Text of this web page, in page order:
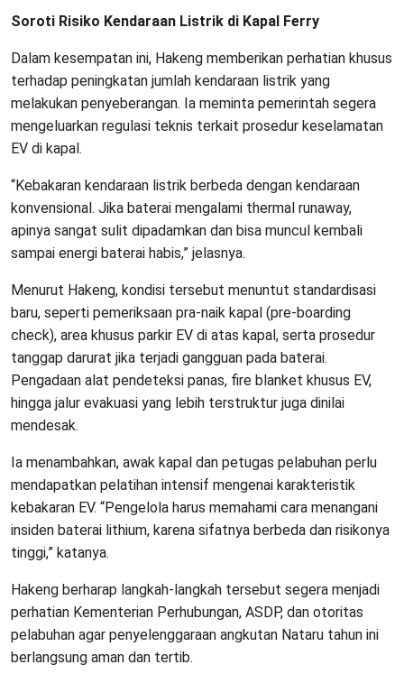
Soroti Risiko Kendaraan Listrik di Kapal Ferry
Dalam kesempatan ini, Hakeng memberikan perhatian khusus
terhadap peningkatan jumlah kendaraan listrik yang
melakukan penyeberangan. Ia meminta pemerintah segera
mengeluarkan regulasi teknis terkait prosedur keselamatan
EV di kapal.
“Kebakaran kendaraan listrik berbeda dengan kendaraan
konvensional. Jika baterai mengalami thermal runaway,
apinya sangat sulit dipadamkan dan bisa muncul kembali
sampai energi baterai habis,” jelasnya.
Menurut Hakeng, kondisi tersebut menuntut standardisasi
baru, seperti pemeriksaan pra-naik kapal (pre-boarding
check), area khusus parkir EV di atas kapal, serta prosedur
tanggap darurat jika terjadi gangguan pada baterai.
Pengadaan alat pendeteksi panas, fire blanket khusus EV,
hingga jalur evakuasi yang lebih terstruktur juga dinilai
mendesak.
Ia menambahkan, awak kapal dan petugas pelabuhan perlu
mendapatkan pelatihan intensif mengenai karakteristik
kebakaran EV. “Pengelola harus memahami cara menangani
insiden baterai lithium, karena sifatnya berbeda dan risikonya
tinggi,” katanya.
Hakeng berharap langkah-langkah tersebut segera menjadi
perhatian Kementerian Perhubungan, ASDP, dan otoritas
pelabuhan agar penyelenggaraan angkutan Nataru tahun ini
berlangsung aman dan tertib.